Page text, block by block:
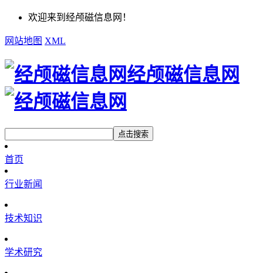
欢迎来到经颅磁信息网！
网站地图 XML
经颅磁信息网
点击搜索
首页
行业新闻
技术知识
学术研究